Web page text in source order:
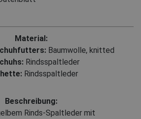
Material:
Baumwolle, knitted
Rindsspaltleder
Rindsspaltleder
Beschreibung:
Rinds-Spaltleder mit